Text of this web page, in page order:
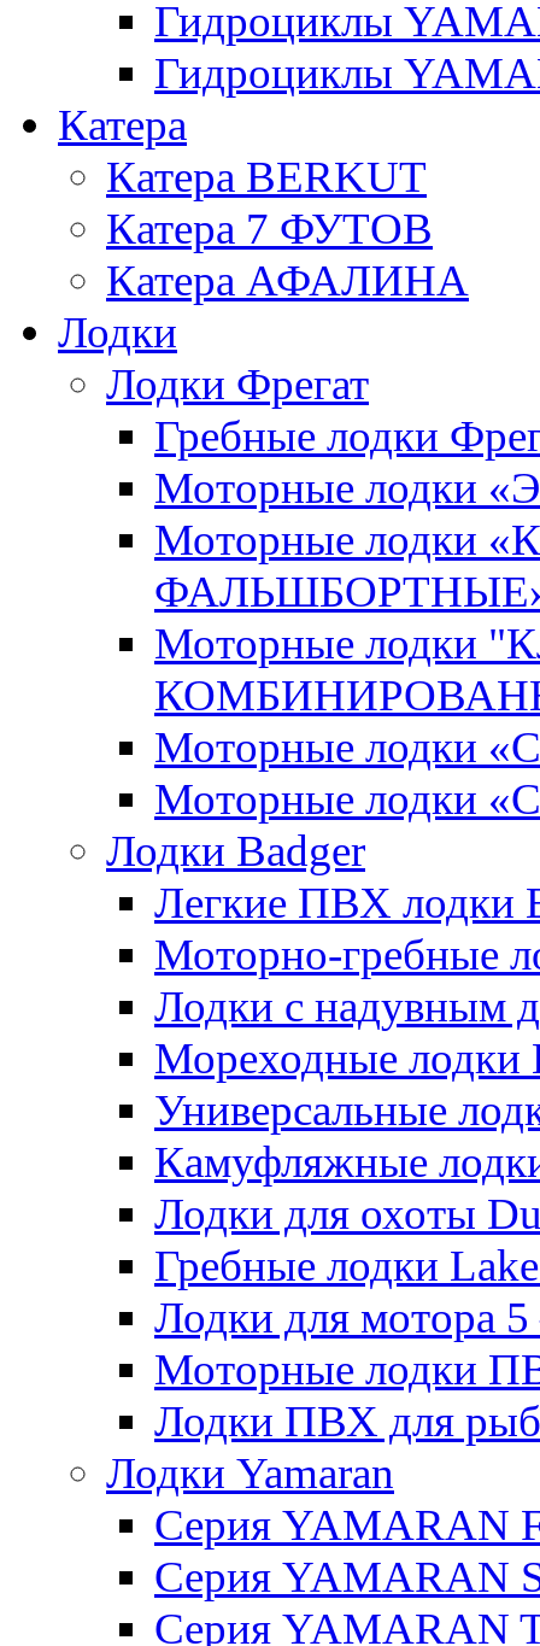
Гидроциклы
Гидроциклы
Катера
Катера BERKUT
Катера 7 ФУТОВ
Катера АФАЛИНА
Лодки
Лодки Фрегат
Гребные лодки
Моторные лодки
Моторные лодки
Моторные лодки
Моторные
Моторные лодки
Лодки Badger
Легкие ПВХ лодки
Моторно-гребные
Лодки с надувным
Мореходные лодки
Универсальные
Камуфляжные
Лодки для охоты
Гребные лодки
Лодки для мотора
Моторные лодки
Лодки ПВХ для
Лодки Yamaran
Серия YAMARAN
Серия YAMARAN
Серия YAMARAN